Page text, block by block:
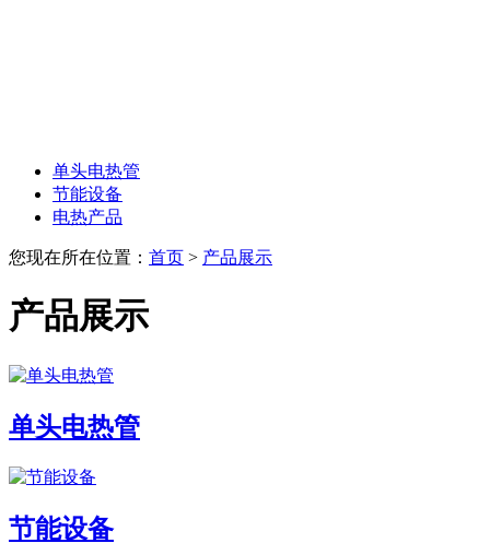
单头电热管
节能设备
电热产品
您现在所在位置： 首页 > 产品展示
产品展示
单头电热管
节能设备